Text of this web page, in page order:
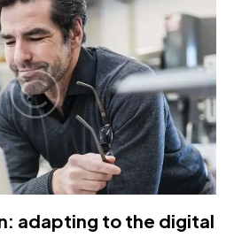
adapting to the digital